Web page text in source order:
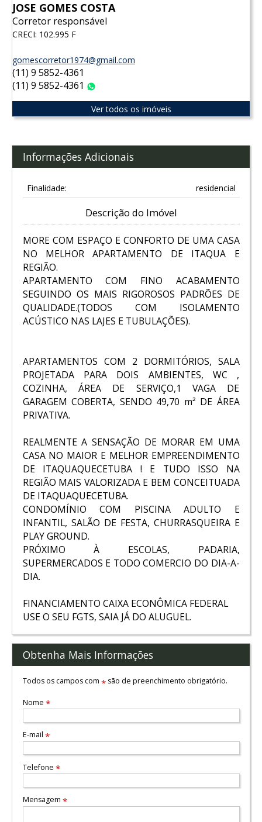
JOSE GOMES COSTA
Corretor responsável
CRECI: 102.995 F
gomescorretor1974@gmail.com
(11) 9 5852-4361
(11) 9 5852-4361
Ver todos os imóveis
Informações Adicionais
Finalidade: residencial
Descrição do Imóvel
MORE COM ESPAÇO E CONFORTO DE UMA CASA
NO MELHOR APARTAMENTO DE ITAQUA E
REGIÃO.
APARTAMENTO COM FINO ACABAMENTO
SEGUINDO OS MAIS RIGOROSOS PADRÕES DE
QUALIDADE.(TODOS COM ISOLAMENTO
ACÚSTICO NAS LAJES E TUBULAÇÕES).
APARTAMENTOS COM 2 DORMITÓRIOS, SALA
PROJETADA PARA DOIS AMBIENTES, WC ,
COZINHA, ÁREA DE SERVIÇO,1 VAGA DE
GARAGEM COBERTA, SENDO 49,70 m² DE ÁREA
PRIVATIVA.
REALMENTE A SENSAÇÃO DE MORAR EM UMA
CASA NO MAIOR E MELHOR EMPREENDIMENTO
DE ITAQUAQUECETUBA ! E TUDO ISSO NA
REGIÃO MAIS VALORIZADA E BEM CONCEITUADA
DE ITAQUAQUECETUBA.
CONDOMÍNIO COM PISCINA ADULTO E
INFANTIL, SALÃO DE FESTA, CHURRASQUEIRA E
PLAY GROUND.
PRÓXIMO À ESCOLAS, PADARIA,
SUPERMERCADOS E TODO COMERCIO DO DIA-A-
DIA.
FINANCIAMENTO CAIXA ECONÔMICA FEDERAL
USE O SEU FGTS, SAIA JÁ DO ALUGUEL.
Obtenha Mais Informações
Todos os campos com *são de preenchimento obrigatório.
Nome *
E-mail *
Telefone *
Mensagem *